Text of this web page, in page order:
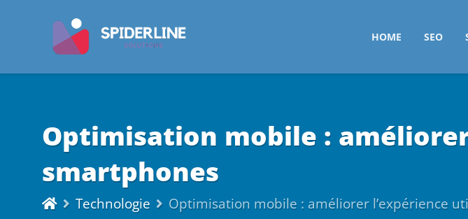
HOME SEO
Optimisation mobile :
smartphones
Technologie Optimisation mobile : améliorer l’expérience